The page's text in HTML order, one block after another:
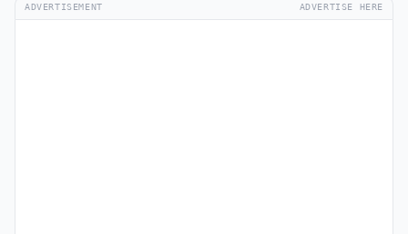
ADVERTISEMENT ADVERTISE HERE